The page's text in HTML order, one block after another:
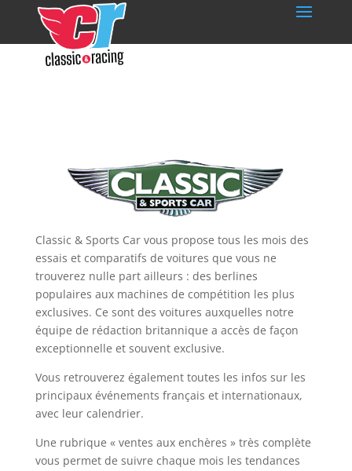
Classic & Sports Car vous propose tous les mois des
essais et comparatifs de voitures que vous ne
trouverez nulle part ailleurs : des berlines
populaires aux machines de compétition les plus
exclusives. Ce sont des voitures auxquelles notre
équipe de rédaction britannique a accès de façon
exceptionnelle et souvent exclusive.
Vous retrouverez également toutes les infos sur les
principaux événements français et internationaux,
avec leur calendrier.
Une rubrique « ventes aux enchères » très complète
vous permet de suivre chaque mois les tendances